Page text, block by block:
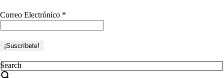
Correo Electrónico *
Search